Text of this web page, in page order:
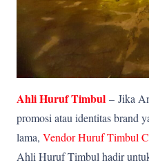
Ahli Huruf Timbul – Jika
promosi atau identitas brand
lama, Vendor Huruf Timbul
Ahli Huruf Timbul hadir